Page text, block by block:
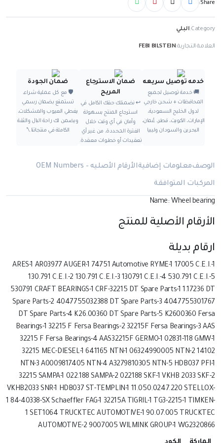
Share:
Category: البلي
العلامة التجارية:FEBI BILSTEIN
خدمه توصيل سريعه
🚚 خدمة توصيل لجميع
المحافظات + شحن خارجي
لدول الخليج السعودية،
الإمارات، الكويت، قطر، عُمان،
البحرين والسودان وليبيا
ضمان الاسترجاع
المريح
↩️ نضمنلك حقك الكامل في
استرجاع المنتج بسهولة
وأمان في أي وقت خلال
الفترة المحددة، من غير أي
تعقيدات أو خطوات معقدة.
ضمان الجودة
🛡️ مع كل عملية شراء،
تستمتع بضمان رسمي
يغطي العيوب والمشكلات،
ويضمن لك راحة البال والثقة
الكاملة في منتجاتنا.\"
الوصفمعلومات إضافيةالأرقام الأصليه – OEM Numbers
المركبات المتوافقة
Name: Wheel bearing
الأرقام الأصلية للمنتج
ارقام بديلة
ARES-1 AR03977 AUGER-1 74751 Automotive RYME-1 17005 C.E.I.-1
130.791 C.E.I.-2 130.791 C.E.I.-3 130791 C.E.I.-4 530.791 C.E.I.-5
530791 CRAFT BEARINGS-1 CRF-32215 DT Spare Parts-1 1.17236 DT
Spare Parts-2 4047755032388 DT Spare Parts-3 4047755301767
DT Spare Parts-4 K26.00360 DT Spare Parts-5 K2600360 Fersa
Bearings-1 32215 F Fersa Bearings-2 32215F Fersa Bearings-3 AAS
32215 F Fersa Bearings-4 AAS32215F GERMO-1 02831-118 GMW-1
32215 MEC-DIESEL-1 641165 NTN-1 06324990005 NTN-2 14102
NTN-3 A0009817405 NTN-4 A3279810305 NTN-5 HDB037 PFI-1
32215 SAMPA-1 022.188 SAMPA-2 022188 SKF-1 VKHB 2033 SKF-2
VKHB2033 SNR-1 HDB037 ST-TEMPLIN-1 11.050.0247.220 STELLOX-
1 84-40338-SX Schaeffler FAG-1 32215A TIGRIL-1 TG3-2215-1 TIMKEN-
1 SET1064 TRUCKTEC AUTOMOTIVE-1 90.07.005 TRUCKTEC
AUTOMOTIVE-2 9007005 WILMINK GROUP-1 WG2320866